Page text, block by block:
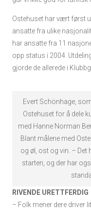
Ostehuset har vært først
ansatte fra ulike
har ansatte fra 11
opp status i 2004.
gjorde de allerede i
Evert Schönhage,
Ostehuset for å dele
med Hanne Norman
Blant målene med
og øl, ost og vin. – Det
starten, og der har
RIVENDE URETTFERDIG
– Folk mener dere driver